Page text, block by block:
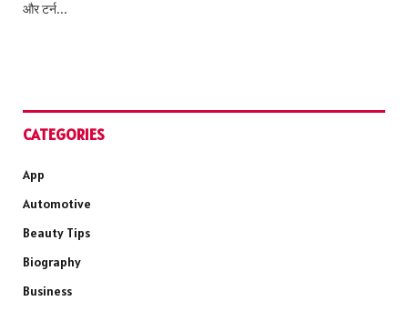
और टर्न…
CATEGORIES
App
Automotive
Beauty Tips
Biography
Business